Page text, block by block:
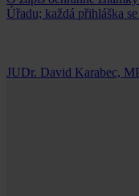
Úřadu; každá přihláška
JUDr. David Karabec,